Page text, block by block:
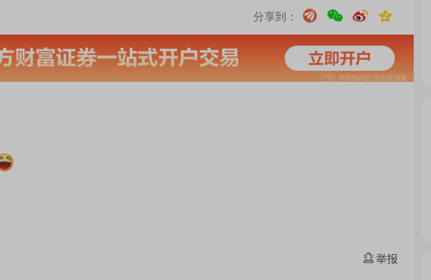
吧
热
题
分享到：
举报